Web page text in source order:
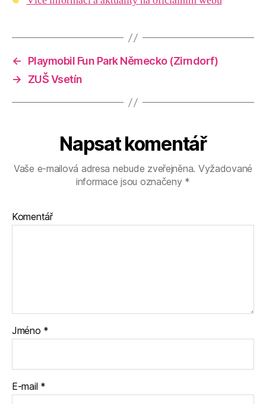
←
Playmobil Fun Park Německo (Zirndorf)
→
ZUŠ Vsetín
Napsat komentář
Vaše e-mailová adresa nebude zveřejněna. Vyžadované
informace jsou označeny *
Komentář
Jméno *
E-mail *